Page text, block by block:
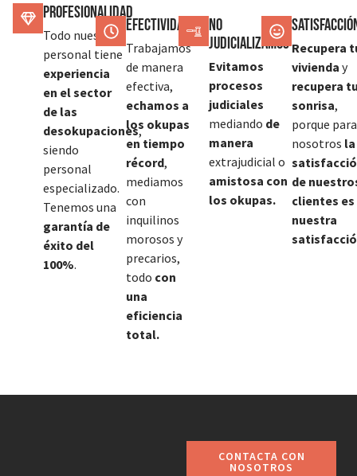
Profesionalidad
Todo nuestro
personal tiene
experiencia
en el sector
de las
desokupaciones,
siendo
personal
especializado.
Tenemos una
garantía de
éxito del
100%.
Efectividad
Trabajamos
de manera
efectiva,
echamos a
los okupas
en tiempo
récord,
mediamos
con
inquilinos
morosos y
precarios,
todo con
una
eficiencia
total.
No
judicializamos
Evitamos
procesos
judiciales
mediando de
manera
extrajudicial o
amistosa con
los okupas.
Recupera
vivienda y
recupera
sonrisa,
porque para
nosotros la
de
clientes es
nuestra
CONTACTA CON
NOSOTROS